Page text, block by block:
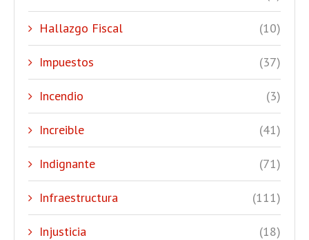
Hallazgo Fiscal (10)
Impuestos (37)
Incendio (3)
Increible (41)
Indignante (71)
Infraestructura (111)
Injusticia (18)